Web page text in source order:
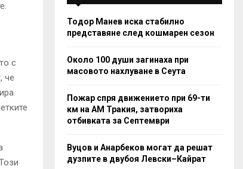
с
че
Тодор Манев иска стабилно
представяне след кошмарен сезон
Около 100 души загинаха при
масовото нахлуване в Сеута
Пожар спря движението при 69-ти
км на АМ Тракия, затвориха
отбивката за Септември
Вуцов и Анарбеков могат да решат
дузпите в двубоя Левски–Кайрат